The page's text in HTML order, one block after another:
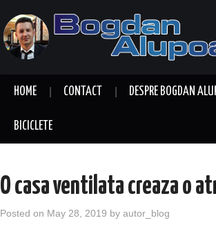
HOME CONTACT DESPRE BOGDAN
BICICLETE
O casa ventilata creaza o
Posted on May 28, 2019 by autor_blog